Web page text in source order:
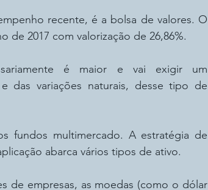
de 2017 com valorização de 26,86%.
é maior e vai exigir um
das variações naturais, desse tipo de
fundos multimercado. A estratégia de
abarca vários tipos de ativo.
de empresas, as moedas (como o dólar